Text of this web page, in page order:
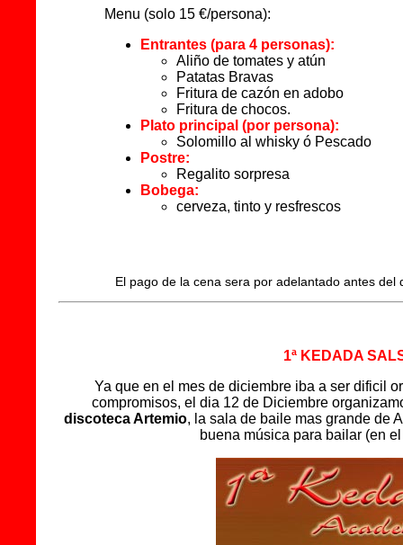
Menu (solo 15 €/persona):
Entrantes (para 4 personas):
Aliño de tomates y atún
Patatas Bravas
Fritura de cazón en adobo
Fritura de chocos.
Plato principal (por persona):
Solomillo al whisky ó Pescado
Postre:
Regalito sorpresa
Bobega:
cerveza, tinto y resfrescos
El pago de la cena sera por adelantado antes
1ª KEDADA
Ya que en el mes de diciembre iba a ser dificil
compromisos, el dia 12 de Diciembre
discoteca Artemio, la sala de baile mas grande de
buena música para bailar (en